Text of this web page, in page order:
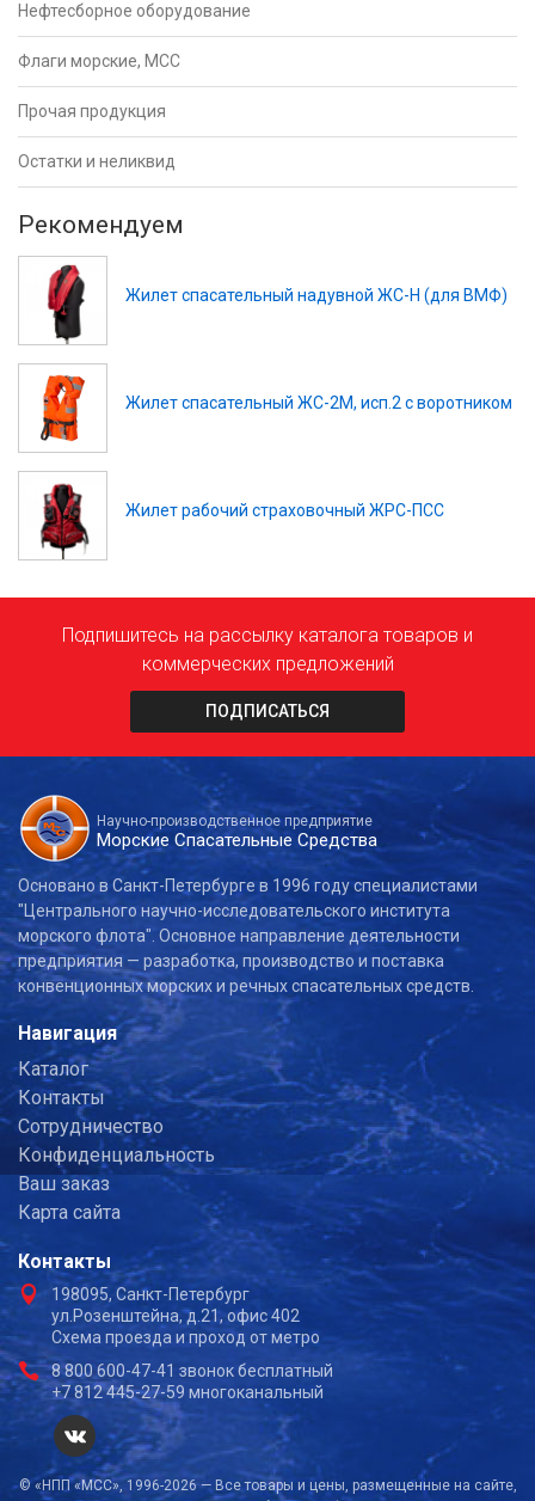
Нефтесборное оборудование
Флаги морские, МСС
Прочая продукция
Остатки и неликвид
Рекомендуем
Жилет спасательный надувной ЖС-Н (для ВМФ)
Жилет спасательный ЖС-2М, исп.2 с воротником
Жилет рабочий страховочный ЖРС-ПСС
Подпишитесь на рассылку каталога товаров и
коммерческих предложений
ПОДПИСАТЬСЯ
Научно-производственное предприятие
Морские Спасательные Средства
Основано в Санкт-Петербурге в 1996 году специалистами
"Центрального научно-исследовательского института
морского флота". Основное направление деятельности
предприятия — разработка, производство и поставка
конвенционных морских и речных спасательных средств.
Навигация
Каталог
Контакты
Сотрудничество
Конфиденциальность
Ваш заказ
Карта сайта
Контакты
198095, Санкт-Петербург
ул.Розенштейна, д.21, офис 402
Схема проезда и проход от метро
8 800 600-47-41 звонок бесплатный
+7 812 445-27-59 многоканальный
© «НПП «МСС», 1996-2026 — Все товары и цены, размещенные на сайте,